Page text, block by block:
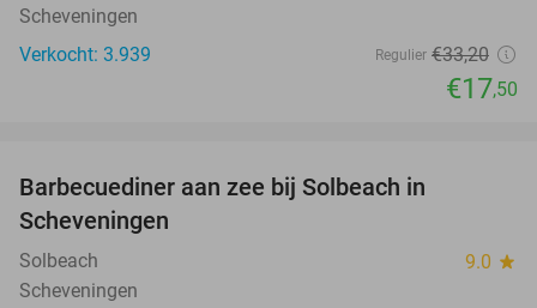
Scheveningen
Verkocht: 3.939
Regulier €33,20
€17,50
Barbecuediner aan zee bij Solbeach in
Scheveningen
Solbeach 9.0 star
Scheveningen